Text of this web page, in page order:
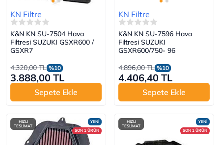
KN Filtre
K&N KN SU-7504 Hava
Filtresi SUZUKI GSXR600 /
GSXR7
4.320,00 TL %10
3.888,00 TL
Sepete Ekle
KN Filtre
K&N KN SU-7596 Hava
Filtresi SUZUKI
GSXR600/750- 96
4.896,00 TL %10
4.406,40 TL
Sepete Ekle
YENİ
SON 1 ÜRÜN
HIZLI
TESLİMAT
YENİ
SON 1 ÜRÜN
HIZLI
TESLİMAT